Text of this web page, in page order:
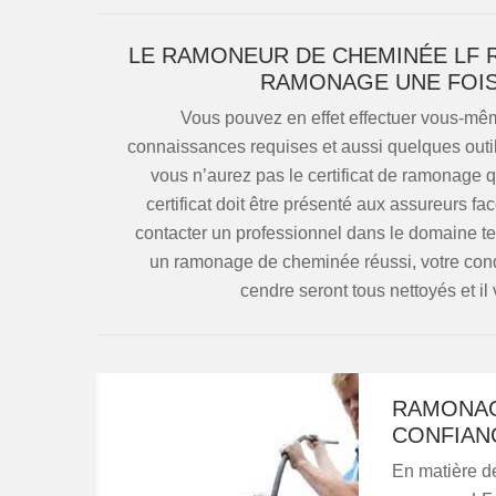
LE RAMONEUR DE CHEMINÉE LF
RAMONAGE UNE
Vous pouvez en effet effectuer vous-
connaissances requises et aussi quelques
vous n’aurez pas le certificat de ramonage
certificat doit être présenté aux assureurs
contacter un professionnel dans le domaine
un ramonage de cheminée réussi, votre
cendre seront tous nettoyés et
En matière